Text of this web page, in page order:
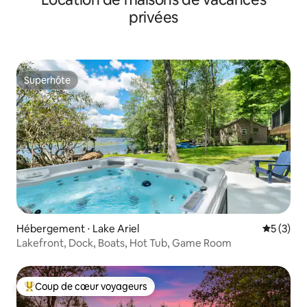
privées
Superhôte
Superhôte
Hébergement ⋅ Lake Ariel
5 (3)
Lakefront, Dock, Boats, Hot Tub, Game Room
Coups de cœur voyageurs les plus appréciés
Coup de cœur voyageurs